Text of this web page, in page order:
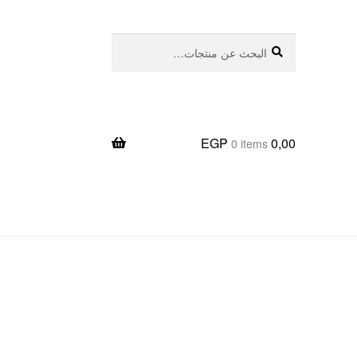
عن:
0,00
EGP 0 items